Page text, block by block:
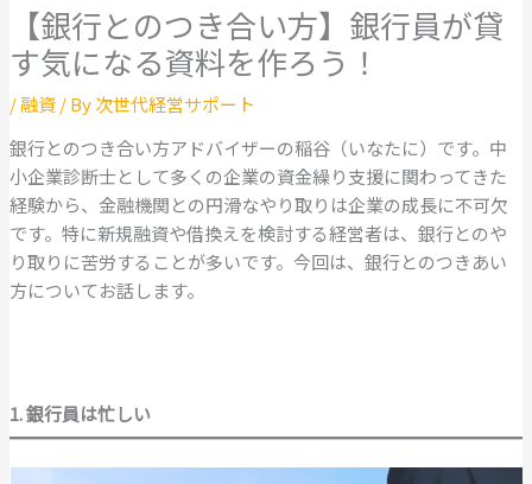
【銀行とのつき合い方】銀行員が貸
す気になる資料を作ろう！
/融資/ By次世代経営サポート
銀行とのつき合い方アドバイザーの稲谷（いなたに）です。中
小企業診断士として多くの企業の資金繰り支援に関わってきた
経験から、金融機関との円滑なやり取りは企業の成長に不可欠
です。特に新規融資や借換えを検討する経営者は、銀行とのや
り取りに苦労することが多いです。今回は、銀行とのつきあい
方についてお話します。
1. 銀行員は忙しい